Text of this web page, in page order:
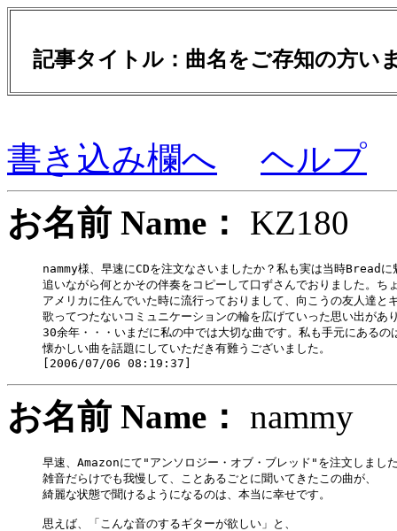
記事タイトル：曲名をご存知の方
書き込み欄へ
ヘルプ
お名前 Name：
nammy様、早速にCDを注文なさいましたか？私も実は当時Bread
追いながら何とかその伴奏をコピーして口ずさんでおりました。ち
アメリカに住んでいた時に流行っておりまして、向こうの友人達
歌ってつたないコミュニケーションの輪を広げていった思い出があ
30余年・・・いまだに私の中では大切な曲です。私も手元にあるの
懐かしい曲を話題にしていただき有難うございました。
お名前 Name：
早速、Amazonにて"アンソロジー・オブ・ブレッド"を注文しまし
雑音だらけでも我慢して、ことあるごとに聞いてきたこの曲が、
綺麗な状態で聞けるようになるのは、本当に幸せです。
思えば、「こんな音のするギターが欲しい」と、